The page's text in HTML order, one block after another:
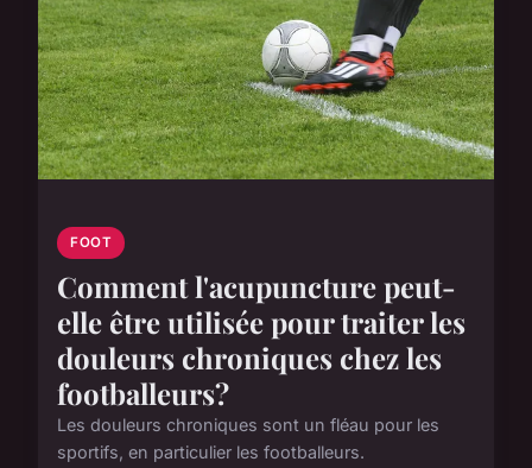
FOOT
Comment l'acupuncture peut-
elle être utilisée pour traiter les
douleurs chroniques chez les
footballeurs?
Les douleurs chroniques sont un fléau pour les
sportifs, en particulier les footballeurs.